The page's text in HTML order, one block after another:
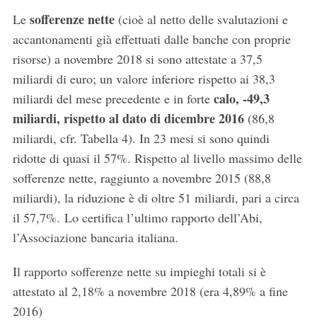
Le sofferenze nette(cioè al netto delle svalutazioni e
accantonamenti già effettuati dalle banche con proprie
risorse) a novembre 2018 si sono attestate a 37,5
miliardi di euro; un valore inferiore rispetto ai 38,3
miliardi del mese precedente e in forte calo, -49,3
miliardi, rispetto al dato di dicembre 2016(86,8
miliardi, cfr. Tabella 4). In 23 mesi si sono quindi
ridotte di quasi il 57%. Rispetto al livello massimo delle
sofferenze nette, raggiunto a novembre 2015 (88,8
miliardi), la riduzione è di oltre 51 miliardi, pari a circa
il 57,7%. Lo certifica l’ultimo rapporto dell’Abi,
l’Associazione bancaria italiana.
Il rapporto sofferenze nette su impieghi totali si è
attestato al 2,18% a novembre 2018 (era 4,89% a fine
2016)